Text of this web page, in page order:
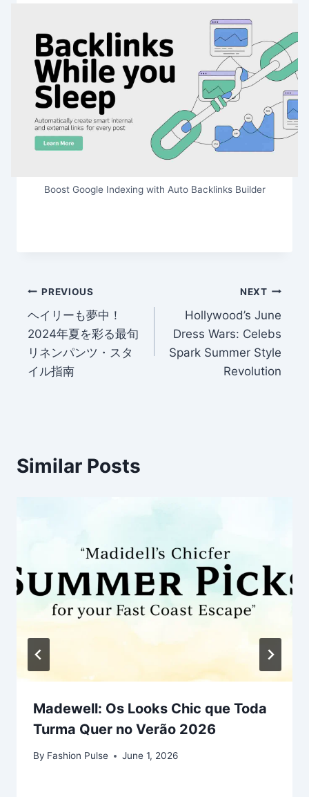
Boost Google Indexing with Auto Backlinks Builder
Post
navigation
PREVIOUS
ヘイリーも夢中！
2024年夏を彩る最旬
リネンパンツ・スタ
イル指南
NEXT
Hollywood’s June
Dress Wars: Celebs
Spark Summer Style
Revolution
Similar Posts
Madewell: Os Looks Chic que Toda
Turma Quer no Verão 2026
By Fashion Pulse June 1, 2026